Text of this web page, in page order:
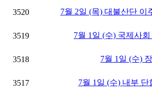
3520 7월 2일 (목) 대불산단
3519 7월 1일 (수) 국제사
3518 7월 1일 (수)
3517 7월 1일 (수) 내부